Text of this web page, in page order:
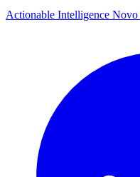
Actionable Intelligence Novo